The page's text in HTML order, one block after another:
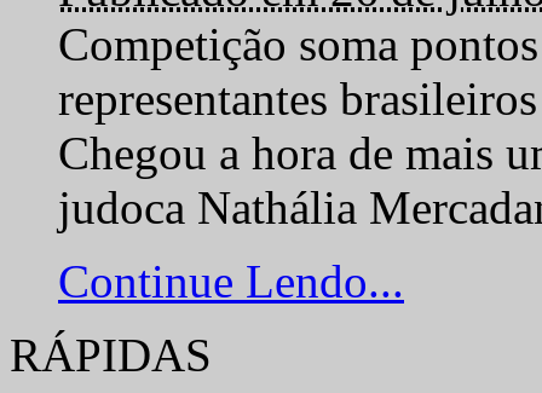
Competição soma
representantes
Chegou a hora de mais
judoca Nathália
Continue Lendo...
RÁPIDAS